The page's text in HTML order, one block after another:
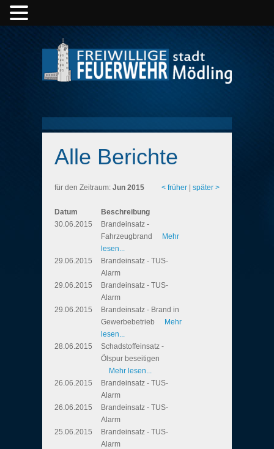
Alle Berichte
< früher später >
für den Zeitraum: Jun 2015
Datum
Beschreibung
30.06.2015
Brandeinsatz -
Fahrzeugbrand
Mehr
lesen...
29.06.2015
Brandeinsatz - TUS-
Alarm
29.06.2015
Brandeinsatz - TUS-
Alarm
29.06.2015
Brandeinsatz - Brand in
Gewerbebetrieb
Mehr
lesen...
28.06.2015
Schadstoffeinsatz -
Ölspur beseitigen
Mehr lesen...
26.06.2015
Brandeinsatz - TUS-
Alarm
26.06.2015
Brandeinsatz - TUS-
Alarm
25.06.2015
Brandeinsatz - TUS-
Alarm